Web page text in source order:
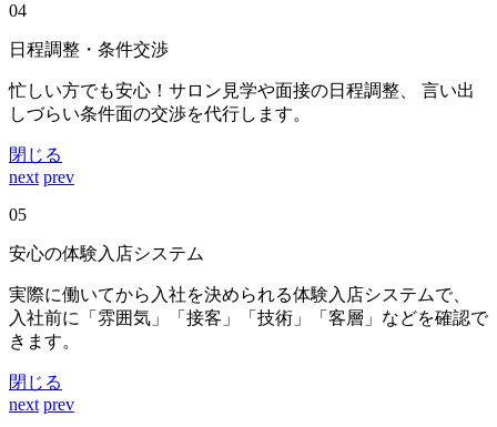
04
日程調整・条件交渉
忙しい方でも安心！サロン見学や面接の日程調整、 言い出
しづらい条件面の交渉を代行します。
閉じる
next prev
05
安心の体験入店システム
実際に働いてから入社を決められる体験入店システムで、
入社前に「雰囲気」「接客」「技術」「客層」などを確認で
きます。
閉じる
next prev